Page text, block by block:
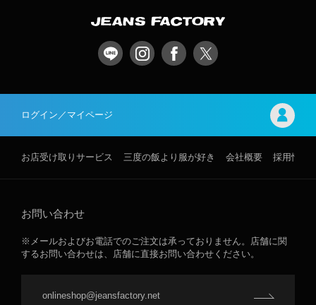
ログイン／マイページ
お店受け取りサービス 三度の飯より服が好き 会社概要 採用情報
お問い合わせ
※メールおよびお電話でのご注文は承っておりません。店舗に関
するお問い合わせは、店舗に直接お問い合わせください。
onlineshop@jeansfactory.net